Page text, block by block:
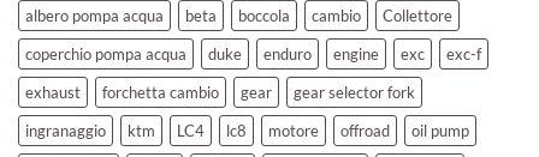
albero pompa acqua
beta boccola cambio
Collettore
coperchio pompa acqua
duke enduro engine exc
exc-f
exhaust
forchetta cambio gear
gear selector fork
ingranaggio
ktm LC4 lc8 motore offroad
oil pump